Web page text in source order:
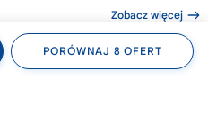
PORÓWNAJ 8 OFERT
Zobacz więcej